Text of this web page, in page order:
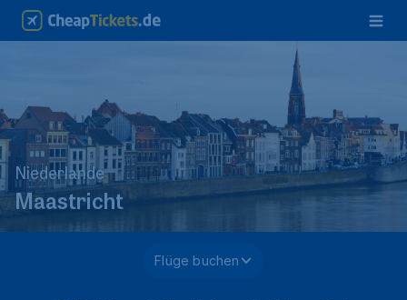
Niederlande
Maastricht
Flüge buchen